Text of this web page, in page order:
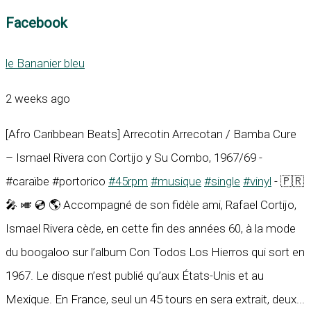
Facebook
le Bananier bleu
2 weeks ago
[Afro Caribbean Beats] Arrecotin Arrecotan / Bamba Cure
– Ismael Rivera con Cortijo y Su Combo, 1967/69 -
#caraïbe #portorico #45rpm #musique #single #vinyl - 🇵🇷
🎤 🎺 💿 🌎 Accompagné de son fidèle ami, Rafael Cortijo,
Ismael Rivera cède, en cette fin des années 60, à la mode
du boogaloo sur l’album Con Todos Los Hierros qui sort en
1967. Le disque n’est publié qu’aux États-Unis et au
Mexique. En France, seul un 45 tours en sera extrait, deux...